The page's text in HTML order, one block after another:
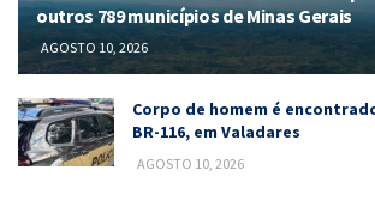
outros 789 municípios de Minas Gerais
AGOSTO 10, 2026
Corpo de homem é
BR-116, em Valadares
AGOSTO 10, 2026